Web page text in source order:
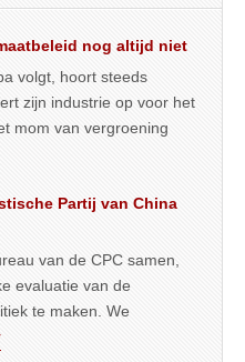
nog altijd niet
volgt, hoort steeds
zijn industrie op voor het
mom van vergroening
Partij van China
van de CPC samen,
evaluatie van de
te maken. We